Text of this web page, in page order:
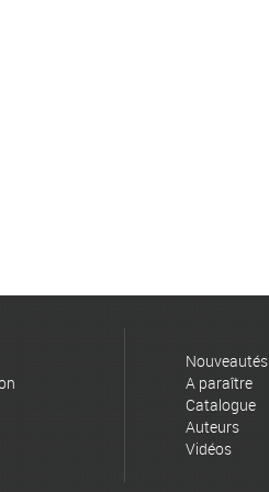
Nouveautés
A paraître
Catalogue
Auteurs
Vidéos